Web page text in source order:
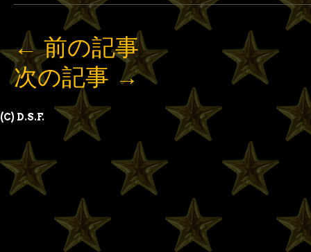
←前の記事
次の記事 →
(C) D.S.F.